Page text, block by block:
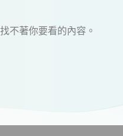
不著你要看的內容。